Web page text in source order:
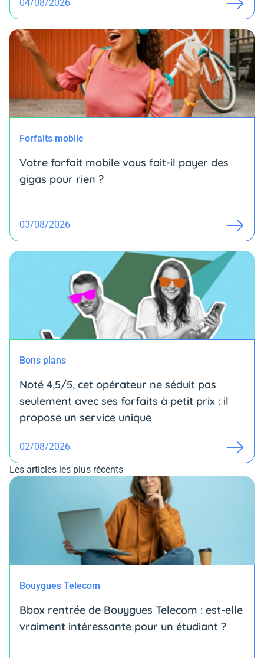
04/08/2026
Forfaits mobile
Votre forfait mobile vous fait-il payer des
gigas pour rien ?
03/08/2026
Bons plans
Noté 4,5/5, cet opérateur ne séduit pas
seulement avec ses forfaits à petit prix : il
propose un service unique
02/08/2026
Les articles les plus récents
Bouygues Telecom
Bbox rentrée de Bouygues Telecom : est-elle
vraiment intéressante pour un étudiant ?